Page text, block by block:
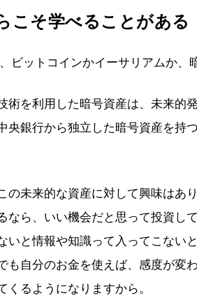
こそ学べることがある
ビットコインかイーサリアムか、
術を利用した暗号資産は、未来的
央銀行から独立した暗号資産を持
の未来的な資産に対して興味はあ
なら、いい機会だと思って投資し
いと情報や知識って入ってこない
も自分のお金を使えば、感度が変
くるようになりますから。